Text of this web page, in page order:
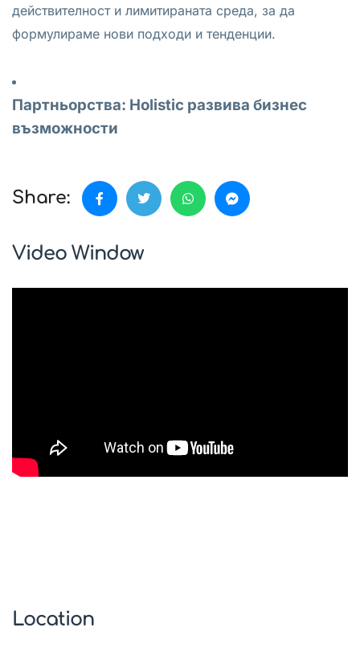
действителност и лимитираната среда, за да
формулираме нови подходи и тенденции.
Партньорства: Holistic развива бизнес
възможности
Share:
Video Window
Location